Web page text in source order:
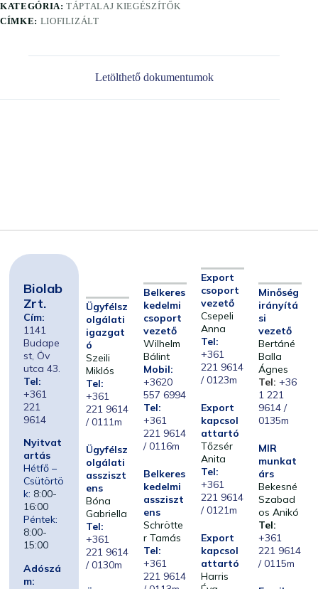
KATEGÓRIA:TÁPTALAJ KIEGÉSZÍTŐK
CÍMKE: LIOFILIZÁLT
Letölthető dokumentumok
Biolab
Zrt.
Cím:
1141
Budape
st, Öv
utca 43.
Tel:
+361
221
9614
Nyitvat
artás
Hétfő –
Csütörtö
k: 8:00-
16:00
Péntek:
8:00-
15:00
Adószá
m:
Ügyfélsz
olgálati
igazgat
ó
Szeili
Miklós
Tel:
+361
221 9614
/ 0111m
Ügyfélsz
olgálati
assziszt
ens
Bóna
Gabriella
Tel:
+361
221 9614
/ 0130m
Belkeres
kedelmi
csoport
vezető
Wilhelm
Bálint
Mobil:
+3620
557 6994
Tel:
+361
221 9614
/ 0116m
Belkeres
kedelmi
assziszt
ens
Schrötte
r Tamás
Tel:
+361
221 9614
Export
csoport
vezető
Csepeli
Anna
Tel:
+361
221 9614
/ 0123m
Export
kapcsol
attartó
Tőzsér
Anita
Tel:
+361
221 9614
/ 0121m
Export
kapcsol
attartó
Harris
Minőség
irányítá
si
vezető
Bertáné
Balla
Ágnes
Tel: +36
1 221
9614 /
0135m
MIR
munkat
árs
Bekesné
Szabad
os Anikó
Tel:
+361
221 9614
/ 0115m